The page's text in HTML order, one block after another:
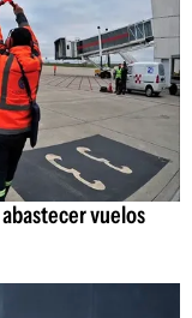
vuelos